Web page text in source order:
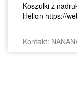
Koszulki z
Helion https://
Kontakt: